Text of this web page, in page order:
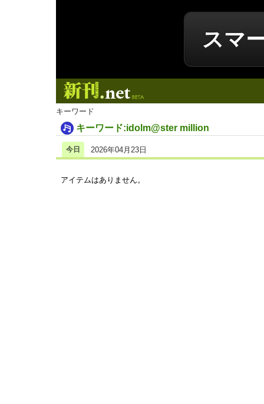
スマ
キーワード
キーワード:idolm@ster million
今日 2026年04月23日
アイテムはありません。